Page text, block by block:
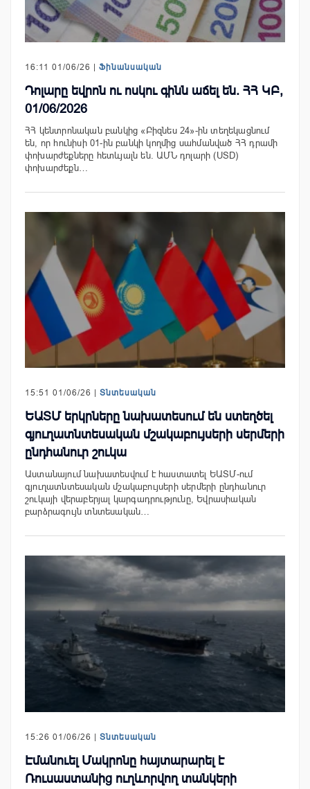
16:11 01/06/26 | Ֆինանսական
Դոլարը եվրոն ու ոսկու գինն աճել են. ՀՀ ԿԲ,
01/06/2026
ՀՀ կենտրոնական բանկից «Բիզնես 24»-ին տեղեկացնում
են, որ հունիսի 01-ին բանկի կողմից սահմանված ՀՀ դրամի
փոխարժեքները հետևյալն են. ԱՄՆ դոլարի (USD)
փոխարժեքն…
15:51 01/06/26 | Տնտեսական
ԵԱՏՄ երկրները նախատեսում են ստեղծել
գյուղատնտեսական մշակաբույսերի սերմերի
ընդհանուր շուկա
Աստանայում նախատեսվում է հաստատել ԵԱՏՄ-ում
գյուղատնտեսական մշակաբույսերի սերմերի ընդհանուր
շուկայի վերաբերյալ կարգադրությունը, Եվրասիական
բարձրագույն տնտեսական…
15:26 01/06/26 | Տնտեսական
Էմանուել Մակրոնը հայտարարել է
Ռուսաստանից ուղևորվող տանկերի